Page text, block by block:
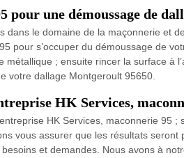
pour une démoussage de
dans le domaine de la maçonnerie et
pour s’occuper du démoussage de
; ensuite rincer la surface à
votre dallage Montgeroult 95650.
HK Services,
HK Services, maconnerie 95
vous assurer que les résultats
et demandes. Nous avons à